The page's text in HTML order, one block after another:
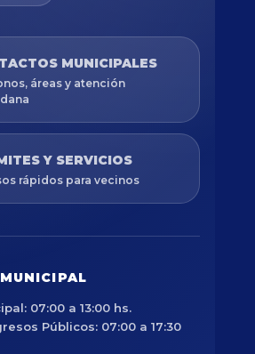
MUNICIPALES
áreas y atención
Y SERVICIOS
rápidos para vecinos
07:00 a 13:00 hs.
Públicos: 07:00 a 17:30